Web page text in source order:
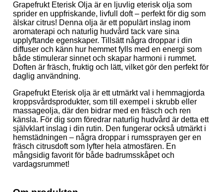
Grapefrukt Eterisk Olja är en ljuvlig eterisk olja som
sprider en uppfriskande, livfull doft – perfekt för dig som
älskar citrus! Denna olja är ett populärt inslag inom
aromaterapi och naturlig hudvård tack vare sina
upplyftande egenskaper. Tillsätt några droppar i din
diffuser och känn hur hemmet fylls med en energi som
både stimulerar sinnet och skapar harmoni i rummet.
Doften är fräsch, fruktig och lätt, vilket gör den perfekt för
daglig användning.
Grapefrukt Eterisk olja är ett utmärkt val i hemmagjorda
kroppsvårdsprodukter, som till exempel i skrubb eller
massageolja, där den bidrar med en fräsch och ren
känsla. För dig som föredrar naturlig hudvård är detta ett
självklart inslag i din rutin. Den fungerar också utmärkt i
hemstädningen – några droppar i rumssprayen ger en
fräsch citrusdoft som lyfter hela atmosfären. En
mångsidig favorit för både badrumsskåpet och
vardagsrummet!